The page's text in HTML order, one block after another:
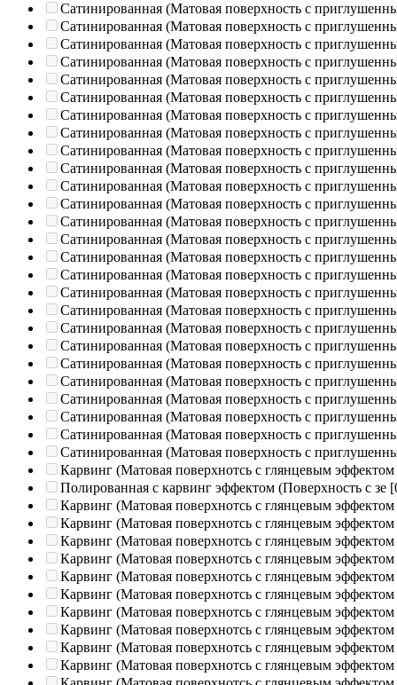
Сатинированная (Матовая поверхность с
Сатинированная (Матовая поверхность с
Сатинированная (Матовая поверхность с
Сатинированная (Матовая поверхность с
Сатинированная (Матовая поверхность с
Сатинированная (Матовая поверхность с
Сатинированная (Матовая поверхность с
Сатинированная (Матовая поверхность с
Сатинированная (Матовая поверхность с
Сатинированная (Матовая поверхность с
Сатинированная (Матовая поверхность с
Сатинированная (Матовая поверхность с
Сатинированная (Матовая поверхность с
Сатинированная (Матовая поверхность с
Сатинированная (Матовая поверхность с
Сатинированная (Матовая поверхность с
Сатинированная (Матовая поверхность с
Сатинированная (Матовая поверхность с
Сатинированная (Матовая поверхность с
Сатинированная (Матовая поверхность с
Сатинированная (Матовая поверхность с
Сатинированная (Матовая поверхность с
Сатинированная (Матовая поверхность с
Сатинированная (Матовая поверхность с
Сатинированная (Матовая поверхность с
Сатинированная (Матовая поверхность с
Карвинг (Матовая поверхнотсь с глянцевым эффектом
Полированная c карвинг эффектом (Поверхность с зе
Карвинг (Матовая поверхнотсь с глянцевым эффектом
Карвинг (Матовая поверхнотсь с глянцевым эффектом
Карвинг (Матовая поверхнотсь с глянцевым эффектом
Карвинг (Матовая поверхнотсь с глянцевым эффектом
Карвинг (Матовая поверхнотсь с глянцевым эффектом
Карвинг (Матовая поверхнотсь с глянцевым эффектом
Карвинг (Матовая поверхнотсь с глянцевым эффектом
Карвинг (Матовая поверхнотсь с глянцевым эффектом
Карвинг (Матовая поверхнотсь с глянцевым эффектом
Карвинг (Матовая поверхнотсь с глянцевым эффектом